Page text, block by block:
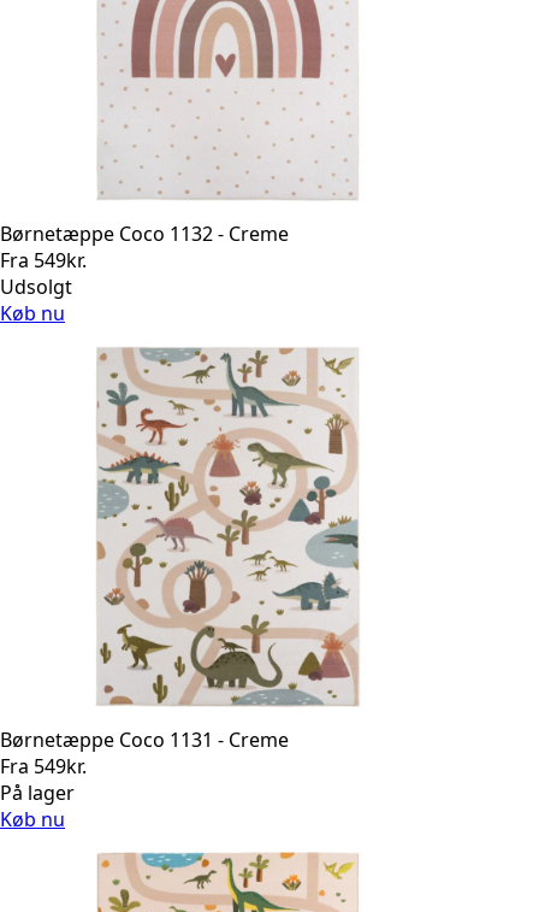
Børnetæppe Coco 1132 - Creme
Fra 549kr.
Udsolgt
Køb nu
Børnetæppe Coco 1131 - Creme
Fra 549kr.
På lager
Køb nu